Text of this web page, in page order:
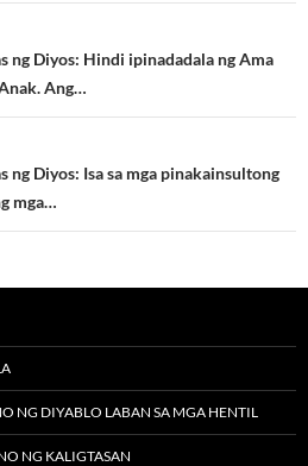
ng Diyos: Hindi ipinadadala ng Ama
Ang…
ng Diyos: Isa sa mga pinakainsultong
mga…
NG DIYABLO LABAN SA MGA HENTIL
NG KALIGTASAN